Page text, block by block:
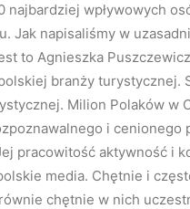
najbardziej wpływowych
Jak napisaliśmy w
to Agnieszka
branży turystycznej.
Milion Polaków w
i
pracowitość aktywność i
media. Chętnie i
chętnie w nich